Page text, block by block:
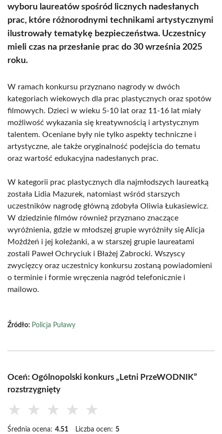
wyboru laureatów spośród licznych nadesłanych
prac, które różnorodnymi technikami artystycznymi
ilustrowały tematykę bezpieczeństwa. Uczestnicy
mieli czas na przesłanie prac do 30 września 2025
roku.
W ramach konkursu przyznano nagrody w dwóch
kategoriach wiekowych dla prac plastycznych oraz spotów
filmowych. Dzieci w wieku 5-10 lat oraz 11-16 lat miały
możliwość wykazania się kreatywnością i artystycznym
talentem. Oceniane były nie tylko aspekty techniczne i
artystyczne, ale także oryginalność podejścia do tematu
oraz wartość edukacyjna nadesłanych prac.
W kategorii prac plastycznych dla najmłodszych laureatką
została Lidia Mazurek, natomiast wśród starszych
uczestników nagrodę główną zdobyła Oliwia Łukasiewicz.
W dziedzinie filmów również przyznano znaczące
wyróżnienia, gdzie w młodszej grupie wyróżniły się Alicja
Możdżeń i jej koleżanki, a w starszej grupie laureatami
zostali Paweł Ochryciuk i Błażej Zabrocki. Wszyscy
zwycięzcy oraz uczestnicy konkursu zostaną powiadomieni
o terminie i formie wręczenia nagród telefonicznie i
mailowo.
Źródło: Policja Puławy
Oceń: Ogólnopolski konkurs „Letni PrzeWODNIK”
rozstrzygnięty
★ ★ ★ ★ ★
Średnia ocena: 4.51 Liczba ocen: 5